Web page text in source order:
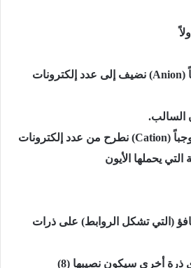
(Anion) نضيف إلى عدد إلكترونات
السالب.
(
Cation) نطرح من عدد إلكترونات
التي يحملها الأيون
(التي تشكل الروابط) على ذرات
ذرة أخرى سيكون نصيبها (8)